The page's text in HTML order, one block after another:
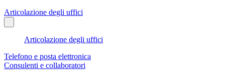
Articolazione degli uffici
Articolazione degli uffici
Telefono e posta elettronica
Consulenti e collaboratori